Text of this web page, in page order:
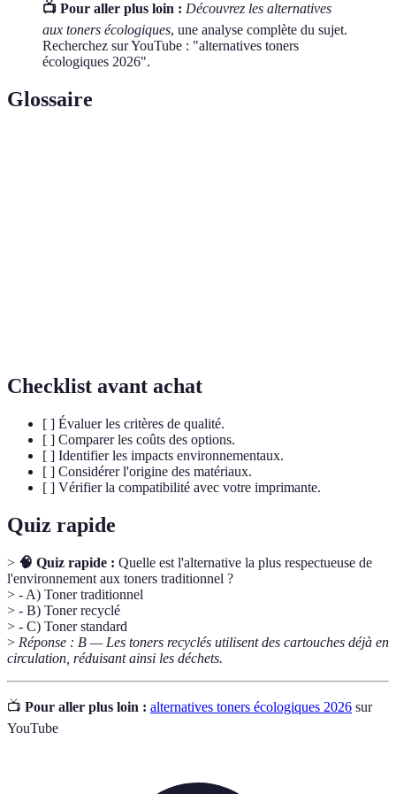
📺 Pour aller plus loin : Découvrez les alternatives
aux toners écologiques, une analyse complète du sujet.
Recherchez sur YouTube : "alternatives toners
écologiques 2026".
Glossaire
Checklist avant achat
[ ] Évaluer les critères de qualité.
[ ] Comparer les coûts des options.
[ ] Identifier les impacts environnementaux.
[ ] Considérer l'origine des matériaux.
[ ] Vérifier la compatibilité avec votre imprimante.
Quiz rapide
> 🧠 Quiz rapide : Quelle est l'alternative la plus respectueuse de
l'environnement aux toners traditionnel ?
> - A) Toner traditionnel
> - B) Toner recyclé
> - C) Toner standard
> Réponse : B — Les toners recyclés utilisent des cartouches déjà en
circulation, réduisant ainsi les déchets.
📺 Pour aller plus loin : alternatives toners écologiques 2026 sur
YouTube